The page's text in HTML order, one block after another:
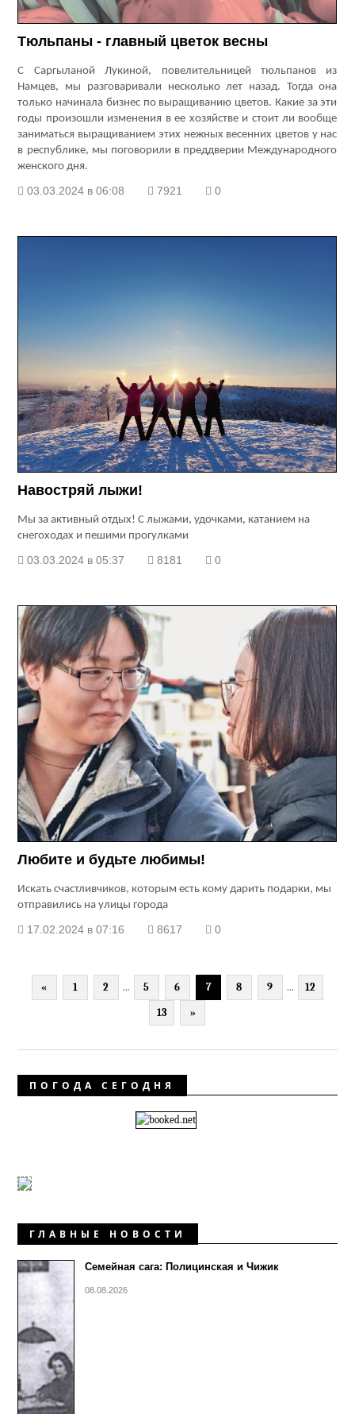
Тюльпаны - главный цветок весны
С Саргыланой Лукиной, повелительницей тюльпанов из
Намцев, мы разговаривали несколько лет назад. Тогда она
только начинала бизнес по выращиванию цветов. Какие за эти
годы произошли изменения в ее хозяйстве и стоит ли вообще
заниматься выращиванием этих нежных весенних цветов у нас
в республике, мы поговорили в преддверии Международного
женского дня.
03.03.2024 в 06:08 7921 0
Навостряй лыжи!
Мы за активный отдых! С лыжами, удочками, катанием на
снегоходах и пешими прогулками
03.03.2024 в 05:37 8181 0
Любите и будьте любимы!
Искать счастливчиков, которым есть кому дарить подарки, мы
отправились на улицы города
17.02.2024 в 07:16 8617 0
« 1 2 ... 5 6 7 8 9 ... 12
13 »
ПОГОДА СЕГОДНЯ
ГЛАВНЫЕ НОВОСТИ
Семейная сага: Полицинская и Чижик
08.08.2026